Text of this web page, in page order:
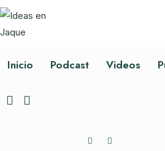
Inicio Podcast Videos